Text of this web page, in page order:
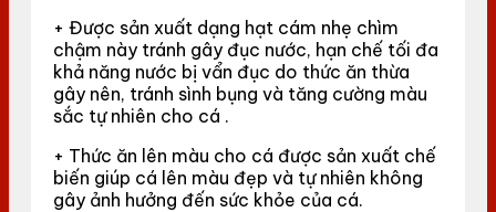
+ Được sản xuất dạng hạt cám nhẹ chìm
chậm này tránh gây đục nước, hạn chế tối đa
khả năng nước bị vẩn đục do thức ăn thừa
gây nên, tránh sình bụng và tăng cường màu
sắc tự nhiên cho cá .
+ Thức ăn lên màu cho cá được sản xuất chế
biến giúp cá lên màu đẹp và tự nhiên không
gây ảnh hưởng đến sức khỏe của cá.